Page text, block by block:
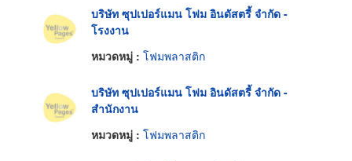
บริษัท ซุปเปอร์แมน โฟม อินดัสตรี้ จำกัด -
โรงงาน
หมวดหมู่ : โฟมพลาสติก
บริษัท ซุปเปอร์แมน โฟม อินดัสตรี้ จำกัด -
สำนักงาน
หมวดหมู่ : โฟมพลาสติก